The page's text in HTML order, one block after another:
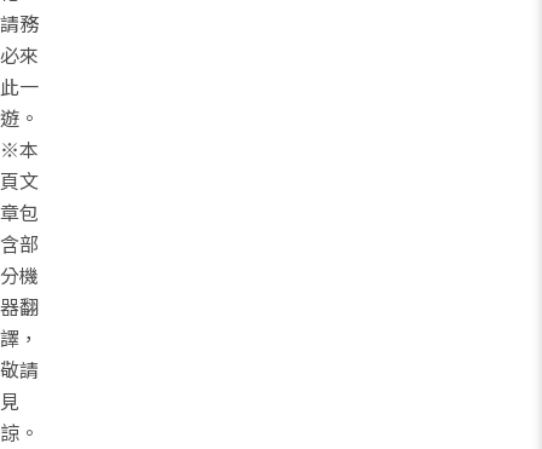
請務
必來
此一
遊。
※本
頁文
章包
含部
分機
器翻
譯，
敬請
見
諒。